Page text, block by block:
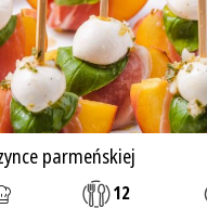
parmeńskiej
12